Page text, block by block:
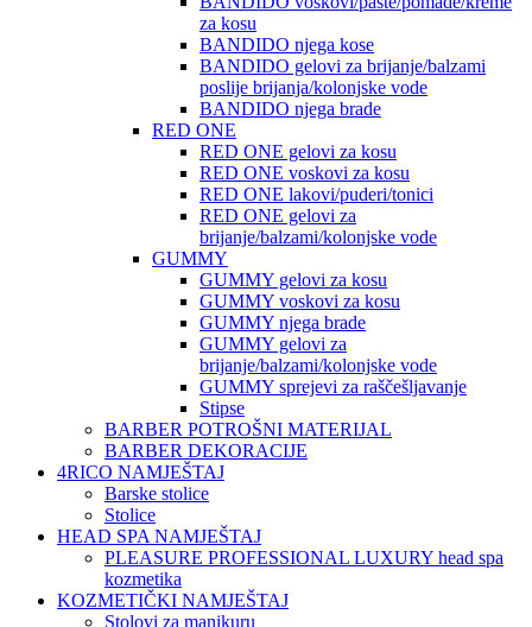
za kosu
BANDIDO njega kose
BANDIDO gelovi za brijanje/balzami
poslije brijanja/kolonjske vode
BANDIDO njega brade
RED ONE
RED ONE gelovi za kosu
RED ONE voskovi za kosu
RED ONE lakovi/puderi/tonici
RED ONE gelovi za
brijanje/balzami/kolonjske vode
GUMMY
GUMMY gelovi za kosu
GUMMY voskovi za kosu
GUMMY njega brade
GUMMY gelovi za
brijanje/balzami/kolonjske vode
GUMMY sprejevi za raščešljavanje
Stipse
BARBER POTROŠNI MATERIJAL
BARBER DEKORACIJE
4RICO NAMJEŠTAJ
Barske stolice
Stolice
HEAD SPA NAMJEŠTAJ
PLEASURE PROFESSIONAL LUXURY head spa
kozmetika
KOZMETIČKI NAMJEŠTAJ
Stolovi za manikuru